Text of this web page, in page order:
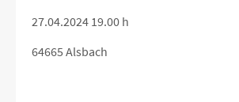
27.04.2024 19.00 h
64665 Alsbach